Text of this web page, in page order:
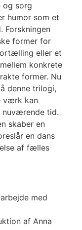
og sorg
humor som et
Forskningen
former for
eller et
konkrete
former. Nu
denne trilogi,
værk kan
nuværende tid.
skaber en
en dans
af fælles
med
af Anna